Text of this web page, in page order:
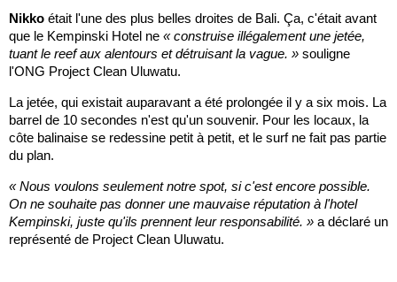
Nikko était l'une des plus belles droites de Bali. Ça, c'était avant
que le Kempinski Hotel ne « construise illégalement une jetée,
tuant le reef aux alentours et détruisant la vague. » souligne
l'ONG Project Clean Uluwatu.
La jetée, qui existait auparavant a été prolongée il y a six mois. La
barrel de 10 secondes n'est qu'un souvenir. Pour les locaux, la
côte balinaise se redessine petit à petit, et le surf ne fait pas partie
du plan.
« Nous voulons seulement notre spot, si c'est encore possible.
On ne souhaite pas donner une mauvaise réputation à l'hotel
Kempinski, juste qu'ils prennent leur responsabilité. » a déclaré un
représenté de Project Clean Uluwatu.